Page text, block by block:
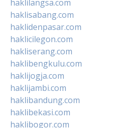
haklilangsa.com
haklisabang.com
haklidenpasar.com
haklicilegon.com
hakliserang.com
haklibengkulu.com
haklijogja.com
haklijambi.com
haklibandung.com
haklibekasi.com
haklibogor.com